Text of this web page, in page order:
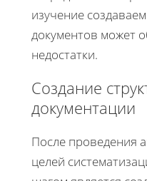
изучение
документов может
недостатки.
Создание
документации
После проведения
целей